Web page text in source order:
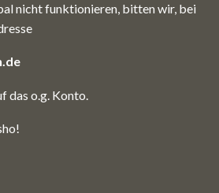
nicht funktionieren, bitten wir, bei
das o.g. Konto.